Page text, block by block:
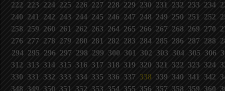
222 223 224 225 226 227 228 229 230 231 232 233 234
240 241 242 243 244 245 246 247 248 249 250 251 252
258 259 260 261 262 263 264 265 266 267 268 269 270
276 277 278 279 280 281 282 283 284 285 286 287 288
294 295 296 297 298 299 300 301 302 303 304 305 306
312 313 314 315 316 317 318 319 320 321 322 323 324
330 331 332 333 334 335 336 337 338 339 340 341 342
348 349 350 351 352 353 354 355 356 357 358 359 360